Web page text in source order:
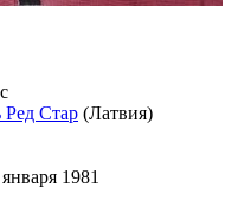
Ред Стар (Латвия)
1981